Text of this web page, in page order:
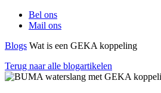
Bel ons
Mail ons
Blogs Wat is een GEKA koppeling
Terug naar alle blogartikelen